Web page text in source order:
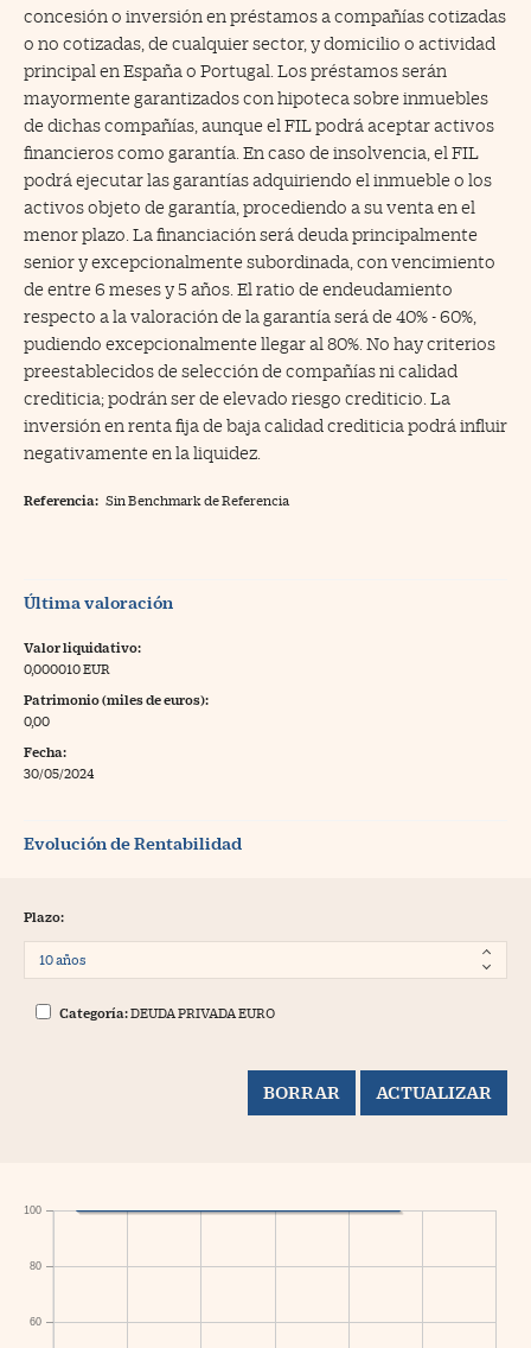
concesión o inversión en préstamos a compañías cotizadas
o no cotizadas, de cualquier sector, y domicilio o actividad
principal en España o Portugal. Los préstamos serán
mayormente garantizados con hipoteca sobre inmuebles
de dichas compañías, aunque el FIL podrá aceptar activos
financieros como garantía. En caso de insolvencia, el FIL
podrá ejecutar las garantías adquiriendo el inmueble o los
activos objeto de garantía, procediendo a su venta en el
menor plazo. La financiación será deuda principalmente
senior y excepcionalmente subordinada, con vencimiento
de entre 6 meses y 5 años. El ratio de endeudamiento
respecto a la valoración de la garantía será de 40% - 60%,
pudiendo excepcionalmente llegar al 80%. No hay criterios
preestablecidos de selección de compañías ni calidad
crediticia; podrán ser de elevado riesgo crediticio. La
inversión en renta fija de baja calidad crediticia podrá influir
negativamente en la liquidez.
Referencia: Sin Benchmark de Referencia
Última valoración
Valor liquidativo:
0,000010 EUR
Patrimonio (miles de euros):
0,00
Fecha:
30/05/2024
Evolución de Rentabilidad
Plazo:
Categoría:DEUDA PRIVADA EURO
60
80
100